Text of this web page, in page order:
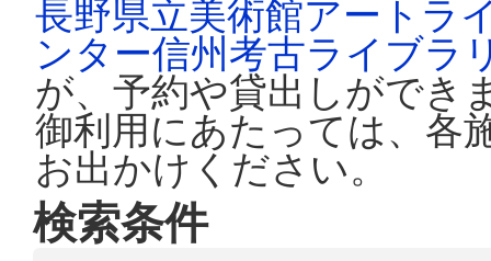
長野県立美術館アートラ
ンター信州考古ライブラ
が、予約や貸出しができ
御利用にあたっては、各
お出かけください。
検索条件